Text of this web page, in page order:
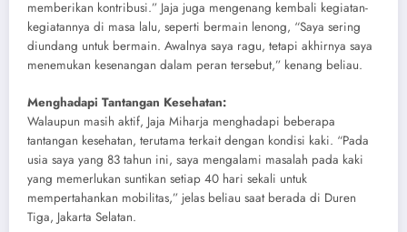
memberikan kontribusi.” Jaja juga mengenang kembali kegiatan-
kegiatannya di masa lalu, seperti bermain lenong, “Saya sering
diundang untuk bermain. Awalnya saya ragu, tetapi akhirnya saya
menemukan kesenangan dalam peran tersebut,” kenang beliau.
Menghadapi Tantangan Kesehatan:
Walaupun masih aktif, Jaja Miharja menghadapi beberapa
tantangan kesehatan, terutama terkait dengan kondisi kaki. “Pada
usia saya yang 83 tahun ini, saya mengalami masalah pada kaki
yang memerlukan suntikan setiap 40 hari sekali untuk
mempertahankan mobilitas,” jelas beliau saat berada di Duren
Tiga, Jakarta Selatan.